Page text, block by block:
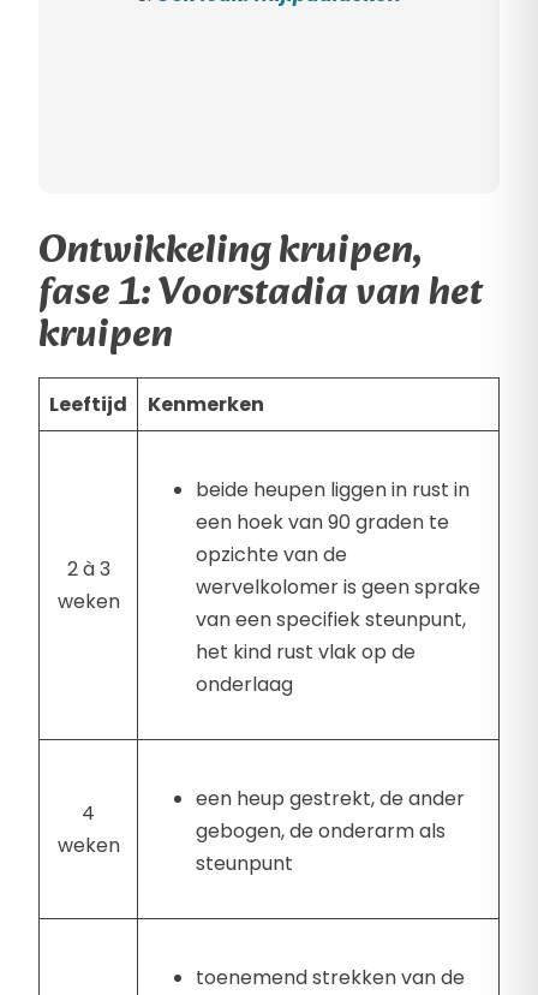
Ontwikkeling kruipen,
fase 1: Voorstadia van het
kruipen
Leeftijd Kenmerken
2 à 3
weken
beide heupen liggen in rust in
een hoek van 90 graden te
opzichte van de
wervelkolomer is geen sprake
van een specifiek steunpunt,
het kind rust vlak op de
onderlaag
4
weken
een heup gestrekt, de ander
gebogen, de onderarm als
steunpunt
toenemend strekken van de